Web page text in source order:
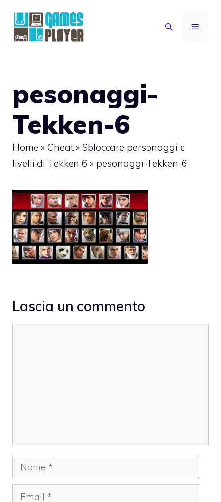
contenuto
MENU
pesonaggi-
Tekken-6
Home » Cheat » Sbloccare personaggi e
livelli di Tekken 6 » pesonaggi-Tekken-6
Lascia un commento
Nome
Email